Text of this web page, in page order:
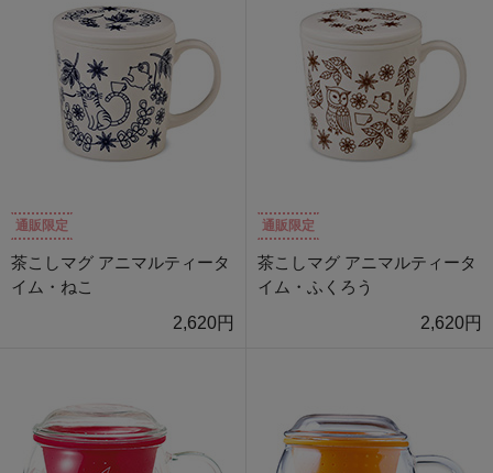
通販限定
茶こしマグ アニマルティータ
イム・ねこ
2,620円
通販限定
茶こしマグ アニマルティータ
イム・ふくろう
2,620円